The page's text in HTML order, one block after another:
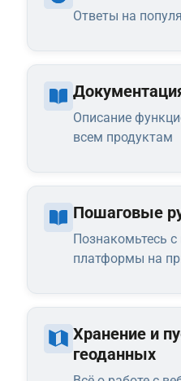
Ответы на
Описание
всем продуктам
Пошаговые
Познакомьтесь
платформы на
Хранение и
геоданных